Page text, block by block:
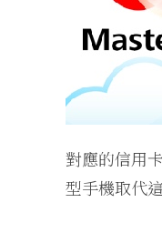
對應的信用
型手機取代